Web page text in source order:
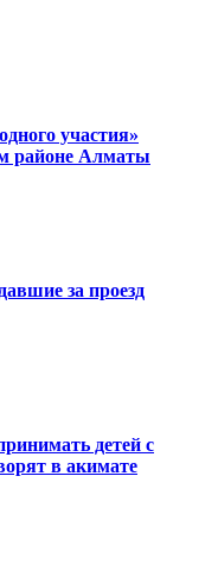
участия»
районе Алматы
за проезд
детей с
в акимате